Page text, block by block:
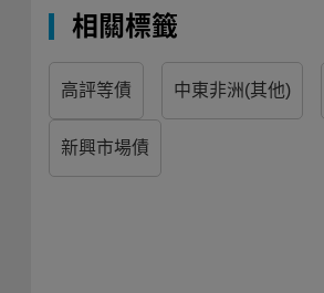
相關標籤
高評等債 中東非洲(其他)
新興市場債